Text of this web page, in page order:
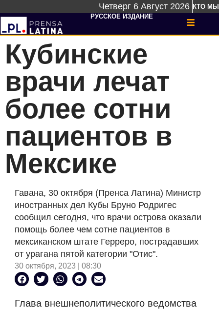
Четверг 6 Август 2026 КТО МЫ
РУССКОЕ ИЗДАНИЕ
Кубинские
врачи лечат
более сотни
пациентов в
Мексике
Гавана, 30 октября (Пренса Латина) Министр
иностранных дел Кубы Бруно Родригес
сообщил сегодня, что врачи острова оказали
помощь более чем сотне пациентов в
мексиканском штате Герреро, пострадавших
от урагана пятой категории "Отис".
30 октября, 2023 | 08:30
Глава внешнеполитического ведомства